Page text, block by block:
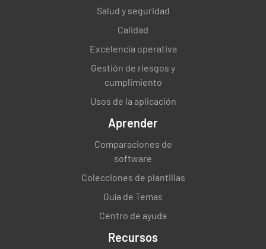
Salud y seguridad
Calidad
Excelencia operativa
Gestión de riesgos y
cumplimiento
Usos de la aplicación
Aprender
Comparaciones de
software
Colecciones de plantillas
Guía de Temas
Centro de ayuda
Recursos